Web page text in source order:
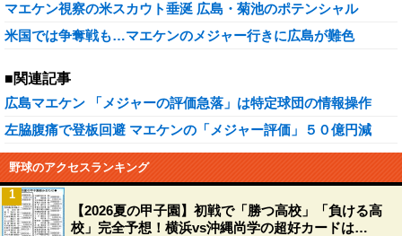
マエケン視察の米スカウト垂涎 広島・菊池のポテンシャル
米国では争奪戦も…マエケンのメジャー行きに広島が難色
■関連記事
広島マエケン 「メジャーの評価急落」は特定球団の情報操作
左脇腹痛で登板回避 マエケンの「メジャー評価」５０億円減
野球のアクセスランキング
【2026夏の甲子園】初戦で「勝つ高校」「負ける高
校」完全予想！横浜vs沖縄尚学の超好カードは…
1